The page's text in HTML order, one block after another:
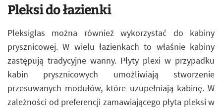
Pleksi do łazienki
Pleksiglas można również wykorzystać do kabiny
prysznicowej. W wielu łazienkach to właśnie kabiny
zastępują tradycyjne wanny. Płyty plexi w przypadku
kabin prysznicowych umożliwiają stworzenie
przesuwanych modułów, które uzupełniają kabinę. W
zależności od preferencji zamawiającego płyta pleksi w